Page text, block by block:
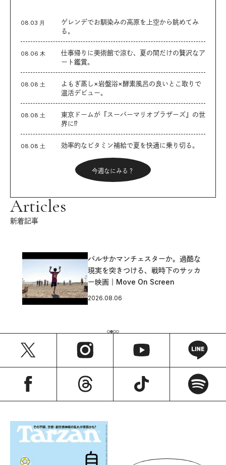
08.03 月
ゲレンデでお馴染みの高原を上空から眺めてみ
る。
08.06 木
仕事帰りに美術館で涼む、夏の間だけの贅沢なア
ート鑑賞。
08.08 土
よもぎ蒸し×岩盤浴×酵素風呂の良いとこ取りで
温活デビュー。
08.08 土
東京ドームが『スーパーマリオブラザーズ』の世
界に⁉︎
08.08 土 効率的なビタミン補給で夏を快適に乗り切る。
今週なにみる？
Articles
新着記事
バルサかマンチェスターか。過酷な
現実を突きつける、戦時下のサッカ
ー映画｜Move On Screen
2026.08.06